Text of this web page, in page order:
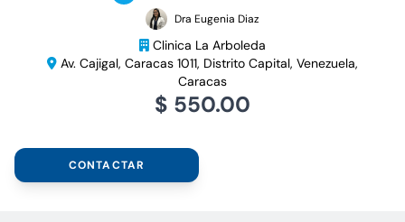
Dra Eugenia Diaz
Clinica La Arboleda
Av. Cajigal, Caracas 1011, Distrito Capital, Venezuela,
Caracas
$ 550.00
CONTACTAR